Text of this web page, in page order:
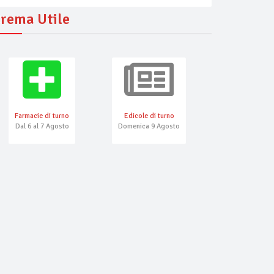
Utile
Farmacie di turno
Dal 6 al 7 Agosto
Edicole di turno
Domenica 9 Agosto